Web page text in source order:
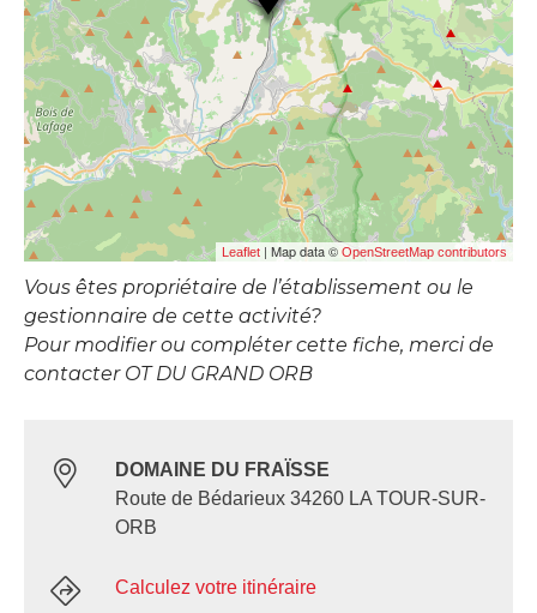
Leaflet | Map data © OpenStreetMap contributors
Vous êtes propriétaire de l’établissement ou le
gestionnaire de cette activité?
Pour modifier ou compléter cette fiche, merci de
contacter OT DU GRAND ORB
DOMAINE DU FRAÏSSE
Route de Bédarieux 34260 LA TOUR-SUR-
ORB
Calculez votre itinéraire